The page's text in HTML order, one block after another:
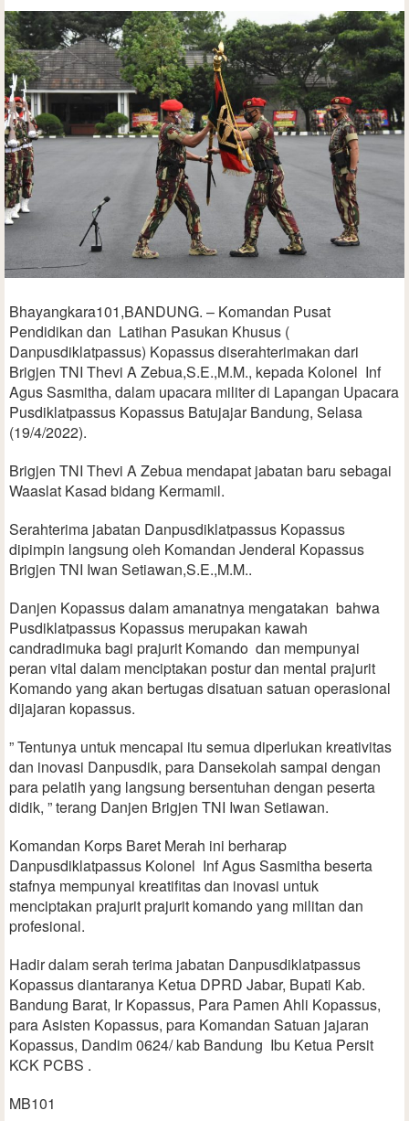
Bhayangkara101,BANDUNG. – Komandan Pusat
Pendidikan dan Latihan Pasukan Khusus (
Danpusdiklatpassus) Kopassus diserahterimakan dari
Brigjen TNI Thevi A Zebua,S.E.,M.M., kepada Kolonel Inf
Agus Sasmitha, dalam upacara militer di Lapangan Upacara
Pusdiklatpassus Kopassus Batujajar Bandung, Selasa
(19/4/2022).
Brigjen TNI Thevi A Zebua mendapat jabatan baru sebagai
Waaslat Kasad bidang Kermamil.
Serahterima jabatan Danpusdiklatpassus Kopassus
dipimpin langsung oleh Komandan Jenderal Kopassus
Brigjen TNI Iwan Setiawan,S.E.,M.M..
Danjen Kopassus dalam amanatnya mengatakan bahwa
Pusdiklatpassus Kopassus merupakan kawah
candradimuka bagi prajurit Komando dan mempunyai
peran vital dalam menciptakan postur dan mental prajurit
Komando yang akan bertugas disatuan satuan operasional
dijajaran kopassus.
” Tentunya untuk mencapai itu semua diperlukan kreativitas
dan inovasi Danpusdik, para Dansekolah sampai dengan
para pelatih yang langsung bersentuhan dengan peserta
didik, ” terang Danjen Brigjen TNI Iwan Setiawan.
Komandan Korps Baret Merah ini berharap
Danpusdiklatpassus Kolonel Inf Agus Sasmitha beserta
stafnya mempunyai kreatifitas dan inovasi untuk
menciptakan prajurit prajurit komando yang militan dan
profesional.
Hadir dalam serah terima jabatan Danpusdiklatpassus
Kopassus diantaranya Ketua DPRD Jabar, Bupati Kab.
Bandung Barat, Ir Kopassus, Para Pamen Ahli Kopassus,
para Asisten Kopassus, para Komandan Satuan jajaran
Kopassus, Dandim 0624/ kab Bandung Ibu Ketua Persit
KCK PCBS .
MB101